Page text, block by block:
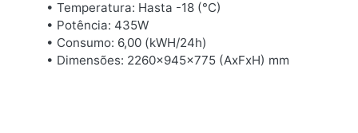
• Temperatura: Hasta -18 (°C)
• Potência: 435W
• Consumo: 6,00 (kWH/24h)
• Dimensões: 2260x945x775 (AxFxH) mm